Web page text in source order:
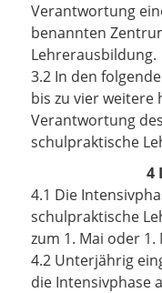
Verantwortung
benannten
Lehrerausbildung.
3.2 In den
bis zu vier weitere
Verantwortung
schulpraktische
4
4.1 Die
schulpraktische
zum 1. Mai oder 1.
4.2 Unterjährig
die Intensivphase